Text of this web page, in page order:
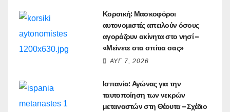
Κορσική: Μασκοφόροι
αυτονομιστές απειλούν όσους
αγοράζουν ακίνητα στο νησί –
«Μείνετε στα σπίτια σας»
ΑΥΓ 7, 2026
Ισπανία: Αγώνας για την
ταυτοποίηση των νεκρών
μεταναστών στη Θέουτα – Σχέδιο